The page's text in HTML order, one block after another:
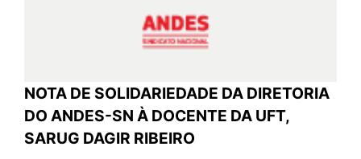
NOTA DE SOLIDARIEDADE DA DIRETORIA
DO ANDES-SN À DOCENTE DA UFT,
SARUG DAGIR RIBEIRO